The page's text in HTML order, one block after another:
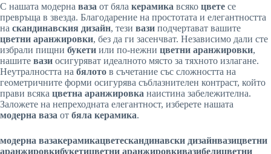
С нашата модерна ваза от бяла керамика всяко цвете се
превръща в звезда. Благодарение на простотата и елегантността
на скандинавския дизайн, тези вази подчертават вашите
цветни аранжировки, без да ги засенчват. Независимо дали сте
избрали пищни букети или по-нежни цветни аранжировки,
нашите вази осигуряват идеалното място за тяхното излагане.
Неутралността на бялото в съчетание със сложността на
геометричните форми осигурява съблазнителен контраст, който
прави всяка цветна аранжировка наистина забележителна.
Заложете на непреходната елегантност, изберете нашата
модерна ваза от бяла керамика.
модерна вазакерамикацветескандинавски дизайнвазицветни
аранжировкибукетицветни аранжировкивазибелицветни